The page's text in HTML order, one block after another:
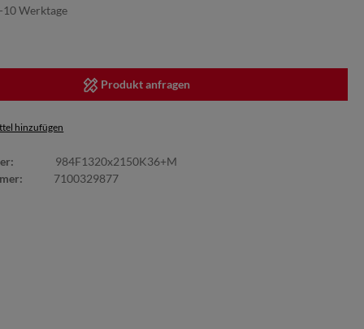
Werktage
Produkt anfragen
hinzufügen
984F1320x2150K36+M
7100329877